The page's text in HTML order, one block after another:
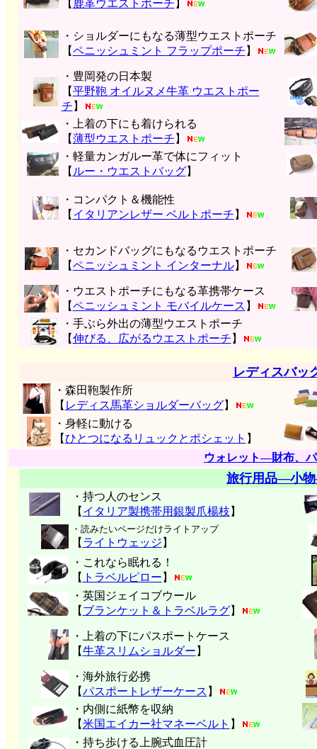
【 鹿革ウエストポーチ 】
・ショルダーにもなる薄型ウエストポーチ
【ペニッシュミント フラップポーチ 】
・豊岡発の日本製
【平野鞄 オイルヌメ牛革 ウエストポー
チ 】
・上着の下にも着けられる
【薄型ウエストポーチ 】
・軽量カンガルー革で体にフィット
【 ルー・ウエストバッグ】
・コンパクト＆機能性
【 イタリアンレザー ベルトポーチ 】
・セカンドバッグにもなるウエストポーチ
【ペニッシュミント インターナル】
・ウエストポーチにもなる革携帯ケース
【ペニッシュミント モバイルケース 】
・手ぶら外出の薄型ウエストポーチ
【伸びる、広がるウエストポーチ 】
レディスバッ
・森田鞄製作所
【 レディス馬革ショルダーバッグ】
・身軽に動ける
【ひとつになるリュックとポシェット 】
ウォレット―財布、
旅行用品―小
・持つ人のセンス
【 イタリア製携帯用銀製爪楊枝 】
・読みたいページだけライトアップ
【 ライトウェッジ 】
・これなら眠れる！
【 トラベルピロー 】
・英国ジェイコブウール
【 ブランケット＆トラベルラグ】
・上着の下にパスポートケース
【牛革スリムショルダー 】
・海外旅行必携
【パスポートレザーケース 】
・内側に紙幣を収納
【米国エイカー社マネーベルト 】
・持ち歩ける上腕式血圧計